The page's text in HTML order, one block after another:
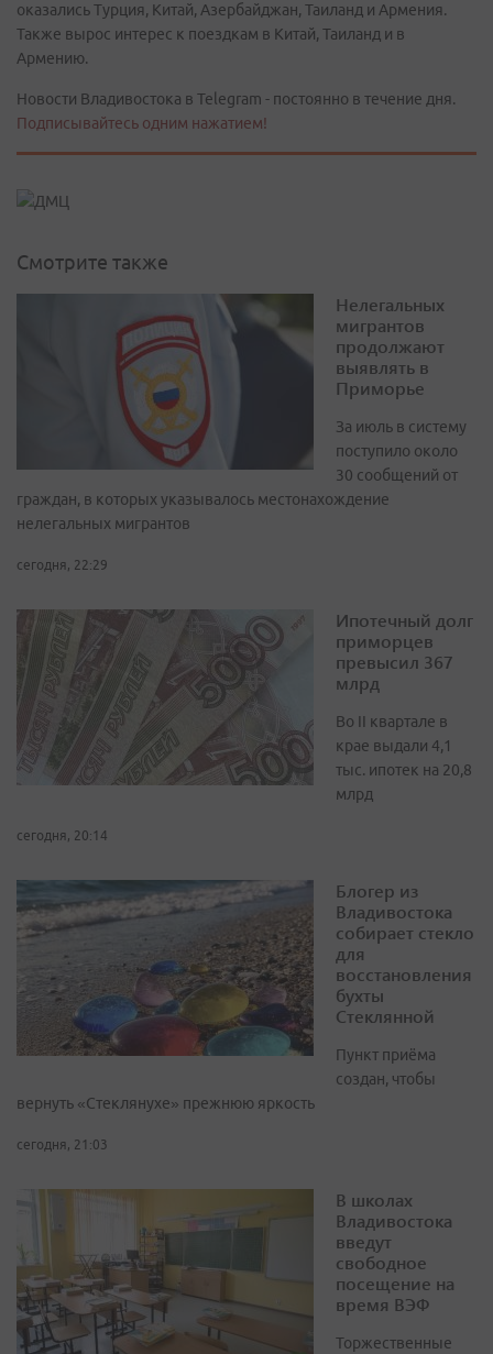
оказались Турция, Китай, Азербайджан, Таиланд и Армения.
Также вырос интерес к поездкам в Китай, Таиланд и в
Армению.
Новости Владивостока в Telegram - постоянно в течение дня.
Подписывайтесь одним нажатием!
Смотрите также
Нелегальных
мигрантов
продолжают
выявлять в
Приморье
За июль в систему
поступило около
30 сообщений от
граждан, в которых указывалось местонахождение
нелегальных мигрантов
сегодня, 22:29
Ипотечный долг
приморцев
превысил 367
млрд
Во II квартале в
крае выдали 4,1
тыс. ипотек на 20,8
млрд
сегодня, 20:14
Блогер из
Владивостока
собирает стекло
для
восстановления
бухты
Стеклянной
Пункт приёма
создан, чтобы
вернуть «Стеклянухе» прежнюю яркость
сегодня, 21:03
В школах
Владивостока
введут
свободное
посещение на
время ВЭФ
Торжественные